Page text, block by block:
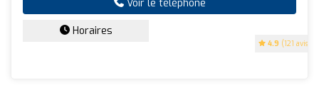
4.9 (121 avis)
Voir le téléphone
Horaires